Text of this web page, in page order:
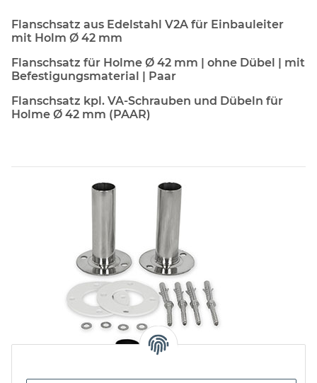
Flanschsatz aus Edelstahl V2A für Einbauleiter
mit Holm Ø 42 mm
Flanschsatz für Holme Ø 42 mm | ohne Dübel | mit
Befestigungsmaterial | Paar
Flanschsatz kpl. VA-Schrauben und Dübeln für
Holme Ø 42 mm (PAAR)